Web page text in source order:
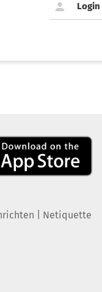
Login
Netiquette